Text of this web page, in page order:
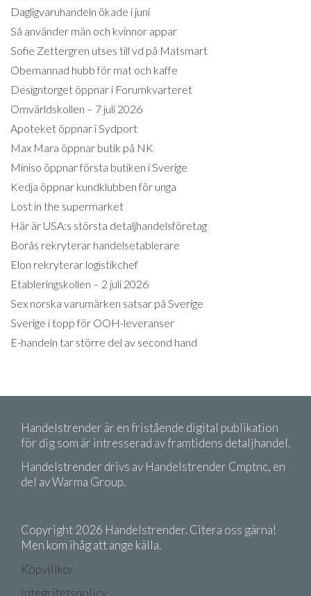
Dagligvaruhandeln ökade i juni
Så använder män och kvinnor appar
Sofie Zettergren utses till vd på Matsmart
Obemannad hubb för mat och kaffe
Designtorget öppnar i Forumkvarteret
Omvärldskollen – 7 juli 2026
Apoteket öppnar i Sydport
Max Mara öppnar butik på NK
Miniso öppnar första butiken i Sverige
Kedja öppnar kundklubben för unga
Lost in the supermarket
Här är USA:s största detaljhandelsföretag
Borås rekryterar handelsetablerare
Elon rekryterar logistikchef
Etableringskollen – 2 juli 2026
Sex norska varumärken satsar på Sverige
Sverige i topp för OOH-leveranser
E-handeln tar större del av second hand
Handelstrender är en fristående digital publikation
för dig som är intresserad av framtidens detaljhandel.
Handelstrender drivs av Handelstrender Cmptnc, en
del av Warma Group.
Copyright 2026 Handelstrender. Citera oss gärna!
Men kom ihåg att ange källa.
Köpvillkor
Integritetspolicy